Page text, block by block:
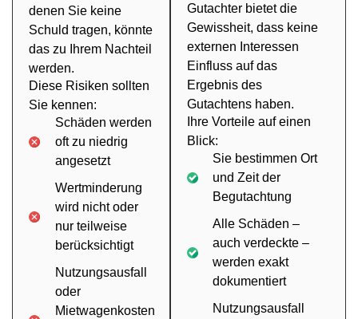
Gutachter bietet die
Gewissheit, dass keine
externen Interessen
Einfluss auf das
Ergebnis des
Gutachtens haben.
Ihre Vorteile auf einen
Blick:
Sie bestimmen Ort
und Zeit der
Begutachtung
Alle Schäden –
auch verdeckte –
werden exakt
dokumentiert
Nutzungsausfall
denen Sie keine
Schuld tragen, könnte
das zu Ihrem Nachteil
werden.
Diese Risiken sollten
Sie kennen:
Schäden werden
oft zu niedrig
angesetzt
Wertminderung
wird nicht oder
nur teilweise
berücksichtigt
Nutzungsausfall
oder
Mietwagenkosten